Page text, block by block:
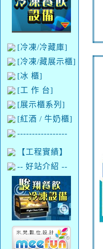
[冷凍/冷藏庫]
[冷凍/藏展示櫃]
[冰 櫃]
[工 作 台]
[展示櫃系列]
[紅酒 / 牛奶櫃]
-----------------
【工程實績】
-- 好站介紹 --